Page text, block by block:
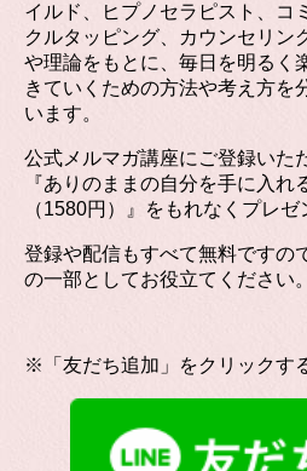
イルド、ヒプノセラピスト、コ
クルタッピング、カウンセリン
や理論をもとに、毎日を明るく
きていくための方法や考え方を
います。
公式メルマガ講座にご登録いた
『ありのままの自分を手に入れ
（1580円）』をもれなくプレゼ
登録や配信もすべて無料ですの
の一部としてお役立てください。
※「友だち追加」をクリックす